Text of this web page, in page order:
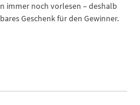
immer noch vorlesen – deshalb
Geschenk für den Gewinner.